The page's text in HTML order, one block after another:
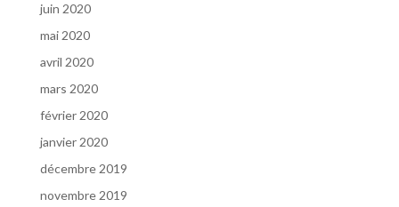
juin 2020
mai 2020
avril 2020
mars 2020
février 2020
janvier 2020
décembre 2019
novembre 2019